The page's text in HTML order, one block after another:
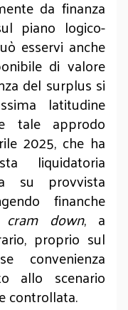
da finanza
piano logico-
esservi anche
di valore
del surplus si
latitudine
tale approdo
2025, che ha
liquidatoria
su provvista
finanche
cram down, a
proprio sul
convenienza
allo scenario
controllata.